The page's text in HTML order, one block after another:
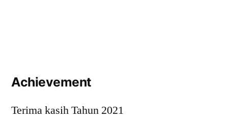
Achievement
Terima kasih Tahun 2021